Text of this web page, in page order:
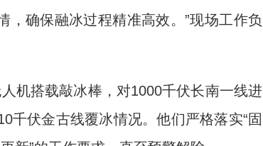
，确保融冰过程精准高效。”现场工作负
搭载敲冰棒，对1000千伏长南一线进
千伏金古线覆冰情况。他们严格落实“固